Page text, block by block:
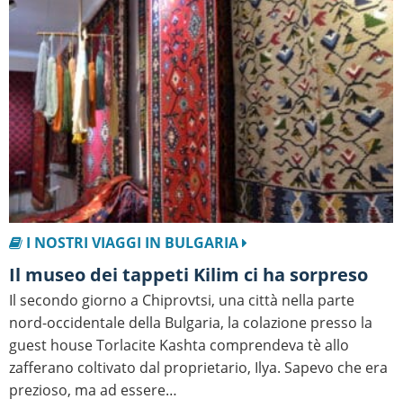
I NOSTRI VIAGGI IN BULGARIA
Il museo dei tappeti Kilim ci ha sorpreso
Il secondo giorno a Chiprovtsi, una città nella parte
nord-occidentale della Bulgaria, la colazione presso la
guest house Torlacite Kashta comprendeva tè allo
zafferano coltivato dal proprietario, Ilya. Sapevo che era
prezioso, ma ad essere…